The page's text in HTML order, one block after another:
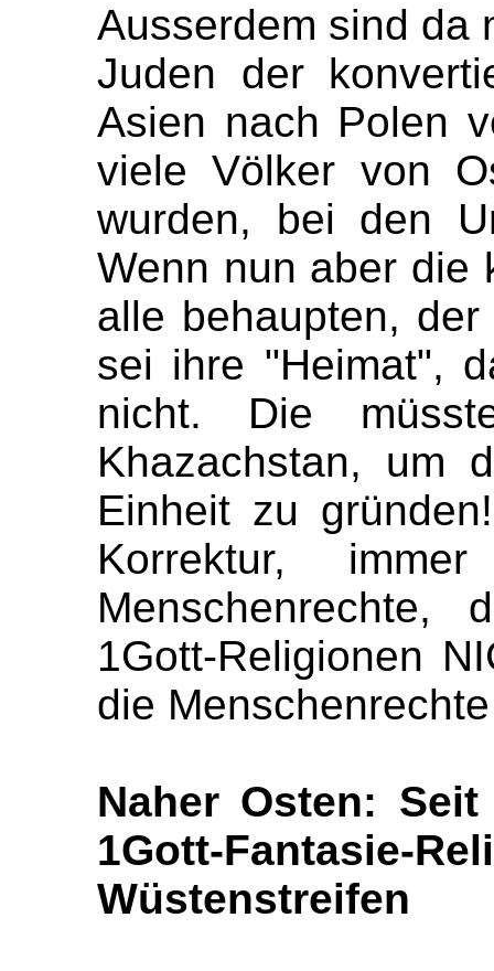
Ausserdem sind da
Juden der
Asien nach Polen
viele Völker von
wurden, bei den
Wenn nun aber die
alle behaupten,
sei ihre "Heimat",
nicht. Die
Khazachstan, um
Einheit zu
Korrektur,
1Gott-Religionen
die
Naher Osten:
1Gott-Fantasie-Re
Wüstenstreifen